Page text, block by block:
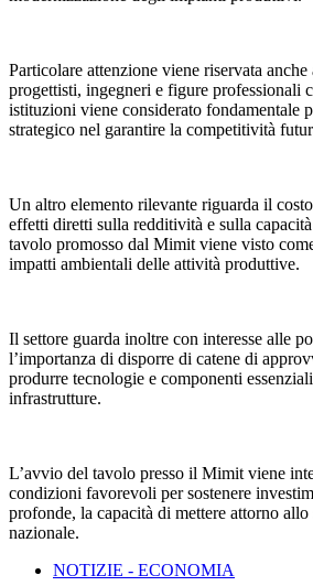
Particolare attenzione viene riservata
progettisti, ingegneri e figure professionali
istituzioni viene considerato fondamentale
strategico nel garantire la competitività
Un altro elemento rilevante riguarda il
effetti diretti sulla redditività e sulla
tavolo promosso dal Mimit viene visto
impatti ambientali delle attività produttive.
Il settore guarda inoltre con interesse alle
l’importanza di disporre di catene di
produrre tecnologie e componenti
infrastrutture.
L’avvio del tavolo presso il Mimit viene
condizioni favorevoli per sostenere
profonde, la capacità di mettere attorno
nazionale.
NOTIZIE - ECONOMIA